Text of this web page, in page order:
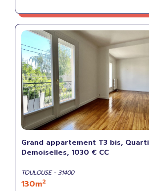
Grand appartement T3 bis,
Demoiselles, 1030 € CC
TOULOUSE - 31400
130m2